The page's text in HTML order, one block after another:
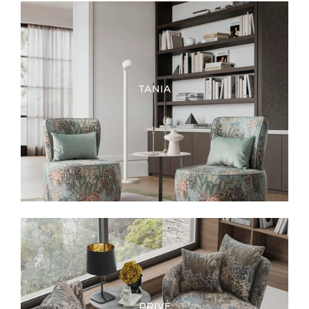
TANIA
PRIVÈ